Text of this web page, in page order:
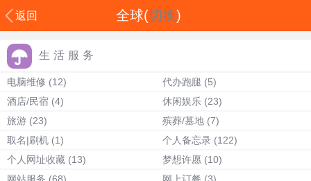
返回 全球(切换)
生活服务
电脑维修 (12) 代办跑腿 (5)
酒店/民宿 (4) 休闲娱乐 (23)
旅游 (23) 殡葬/墓地 (7)
取名|刷机 (1) 个人备忘录 (122)
个人网址收藏 (13) 梦想许愿 (10)